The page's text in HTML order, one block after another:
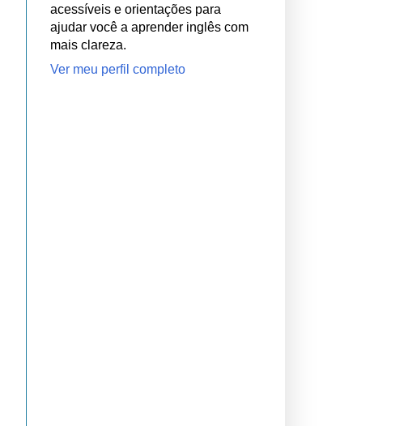
acessíveis e orientações para
ajudar você a aprender inglês com
mais clareza.
Ver meu perfil completo